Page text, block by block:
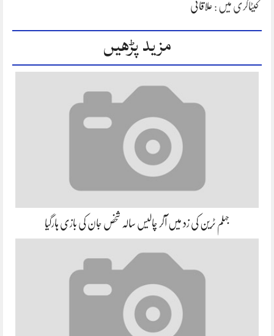
کیٹاگری میں : علاقائی
مزید پڑھیں
جہلم ٹرین کی زد میں آکر چالیس سالہ شخص جان کی بازی ہارگیا